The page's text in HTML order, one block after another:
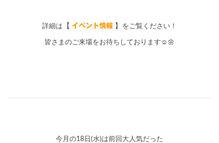
詳細は 【 イベント情報 】 をご覧ください！
皆さまのご来場をお待ちしております☺🌼
今月の18日(水)は前回大人気だった